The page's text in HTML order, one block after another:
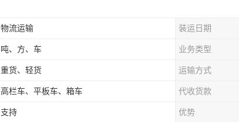
物流运输 装运日期
吨、方、车 业务类型
重货、轻货 运输方式
高栏车、平板车、箱车 代收货款
支持 优势